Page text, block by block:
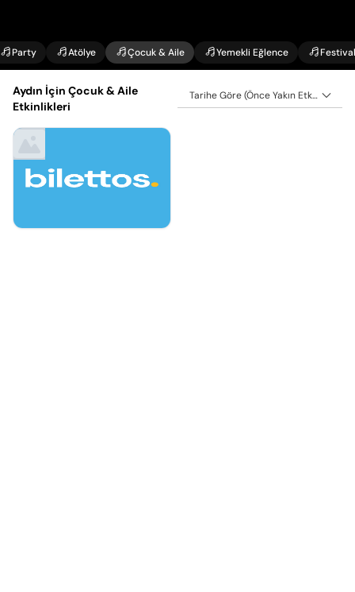
Party Atölye Çocuk & Aile Yemekli Eğlence Festival
Aydın İçin Çocuk & Aile
Etkinlikleri
Tarihe Göre (Önce Yakın Etkinlikler)
Eyl 2, Çarşamba